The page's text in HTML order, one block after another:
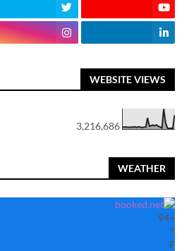
WEBSITE VIEWS
3,216,686
WEATHER
+
94
°
F